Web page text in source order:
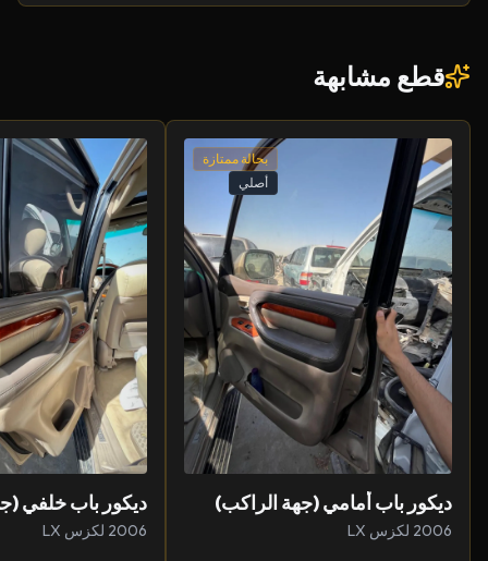
قطع مشابهة
بحالة ممتازة
أصلي
ديكور باب أمامي (جهة الراكب)
2006 لكزس LX
ديكور باب خلفي
2006 لكزس LX